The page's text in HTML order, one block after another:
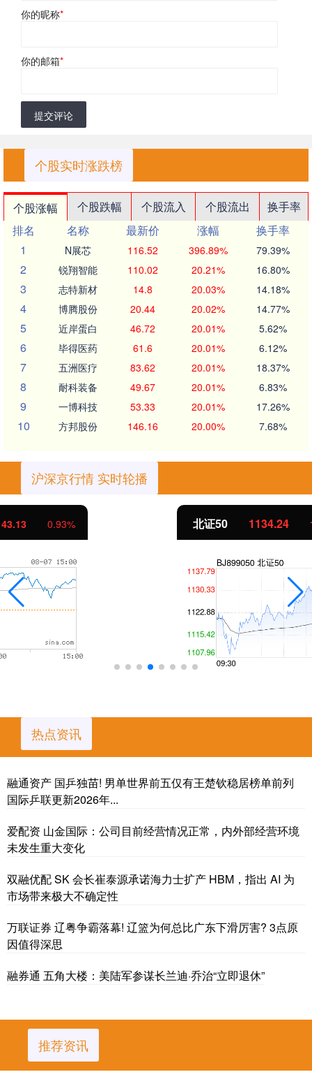
你的昵称*
你的邮箱*
提交评论
个股实时涨跌榜
个股涨幅 个股跌幅 个股流入 个股流出
换手率
排名
名称 最新价 涨幅
换手率
1
N展芯 116.52 396.89% 79.39%
2 锐翔智能 110.02 20.21% 16.80%
3 志特新材 14.8 20.03% 14.18%
4 博腾股份 20.44 20.02% 14.77%
5 近岸蛋白 46.72 20.01% 5.62%
6 毕得医药 61.6 20.01% 6.12%
7 五洲医疗 83.62 20.01% 18.37%
8 耐科装备 49.67 20.01% 6.83%
9 一博科技 53.33 20.01% 17.26%
10 方邦股份 146.16 20.00% 7.68%
沪深京行情 实时轮播
北证50 11.37 1.01%
热点资讯
融通资产 国乒独苗! 男单世界前五仅有王楚钦稳居榜单前列
国际乒联更新2026年...
爱配资 山金国际：公司目前经营情况正常，内外部经营环境
未发生重大变化
双融优配 SK 会长崔泰源承诺海力士扩产 HBM，指出 AI 为
市场带来极大不确定性
万联证券 辽粤争霸落幕! 辽篮为何总比广东下滑厉害? 3点原
因值得深思
融券通 五角大楼：美陆军参谋长兰迪·乔治“立即退休”
推荐资讯